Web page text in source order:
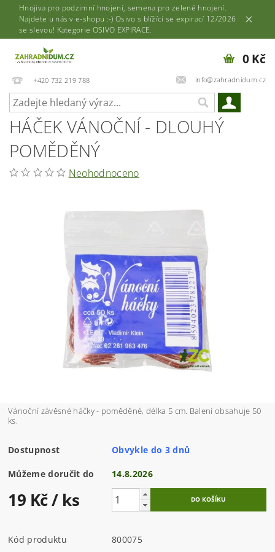
Hnojiva pro podzimní hnojení, semena pro zelené hnojení.
Najdete u nás v e-shopu :-) Osivo s blížící se expirací 12/2026
se slevou! Kategorie OSIVO EXPIRACE.
+420 732 219 788 info@zahradnidum.cz
0 Kč
HÁČEK VÁNOČNÍ - DLOUHÝ
POMĚDĚNÝ
Neohodnoceno
Vánoční závěsné háčky - poměděné, délka 5 cm. Balení obsahuje 50
ks.
Dostupnost Obvykle do 3 dnů
Můžeme doručit do 14.8.2026
19 Kč/ ks
Kód produktu
800075